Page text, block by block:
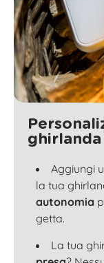
Aggiungi
la tua
autonomia
getta.
La tua